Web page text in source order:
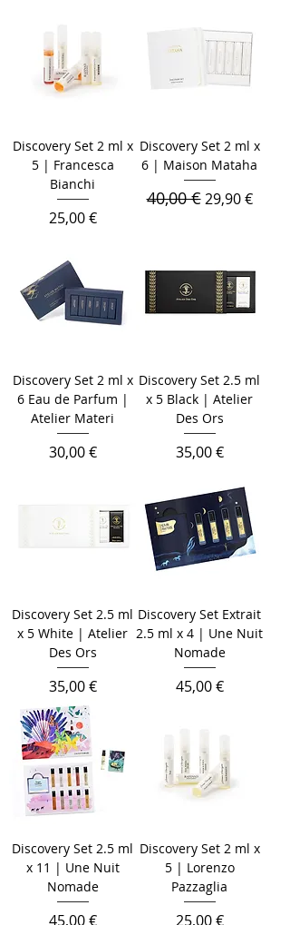
Discovery Set 2 ml x
5 | Francesca
Bianchi
Цена
25,00 €
Discovery Set 2 ml x
6 | Maison Mataha
Обычная цена
40,00 € Цена со
29,90 €
Discovery Set 2 ml x
6 Eau de Parfum |
Atelier Materi
Цена
30,00 €
Discovery Set 2.5 ml
x 5 Black | Atelier
Des Ors
Цена
35,00 €
Discovery Set 2.5 ml
x 5 White | Atelier
Des Ors
Цена
35,00 €
Discovery Set Extrait
2.5 ml x 4 | Une Nuit
Nomade
Цена
45,00 €
Discovery Set 2.5 ml
x 11 | Une Nuit
Nomade
Цена
45,00 €
Discovery Set 2 ml x
5 | Lorenzo
Pazzaglia
Цена
25,00 €